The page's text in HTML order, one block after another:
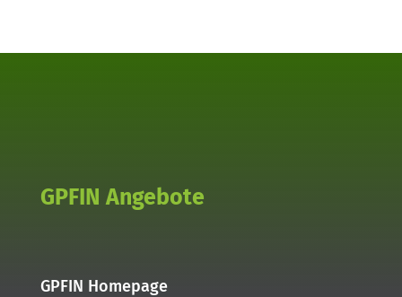
GPFIN Angebote
GPFIN Homepage